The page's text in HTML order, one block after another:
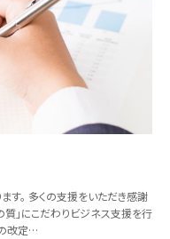
す。 多くの支援をいただき感謝
質」にこだわりビジネス支援を行
改定…